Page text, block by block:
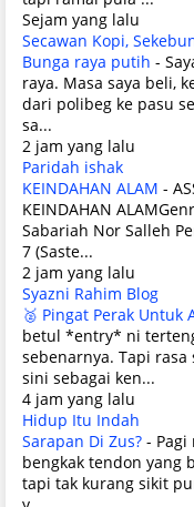
Sejam yang lalu
Secawan Kopi,
Bunga raya putih -
raya. Masa saya beli,
dari polibeg ke pasu
sa...
2 jam yang lalu
Paridah ishak
KEINDAHAN ALAM -
KEINDAHAN
Sabariah Nor Salleh
7 (Saste...
2 jam yang lalu
Syazni Rahim Blog
🥈 Pingat Perak Untuk
betul *entry* ni
sebenarnya. Tapi
sini sebagai ken...
4 jam yang lalu
Hidup Itu Indah
Sarapan Di Zus? -
bengkak tendon yang
tapi tak kurang sikit